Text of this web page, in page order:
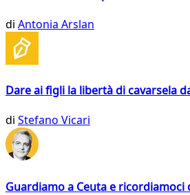
di Antonia Arslan
Dare ai figli la libertà di cavarsela
di Stefano Vicari
Guardiamo a Ceuta e ricordiamoci